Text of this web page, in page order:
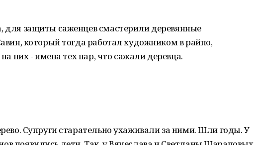
защиты саженцев смастерили деревянные
который тогда работал художником в райпо,
них - имена тех пар, что сажали деревца.
Супруги старательно ухаживали за ними. Шли годы. У